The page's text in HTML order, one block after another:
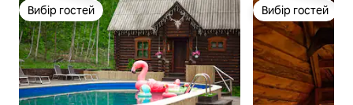
Вибір гостей
Вибір гостей Вибір гостей
Вибір гостей